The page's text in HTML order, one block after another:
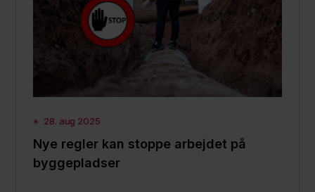
28. aug 2025
Nye regler kan stoppe arbejdet på
byggepladser